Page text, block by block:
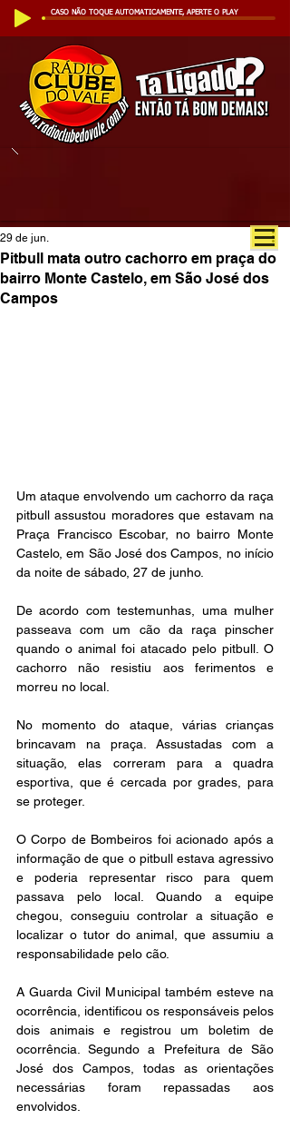
CASO NÃO TOQUE AUTOMATICAMENTE, APERTE O PLAY
Pitbull mata outro cachorro em praça do
bairro Monte Castelo, em São José dos
Campos
29 de jun.
Um ataque envolvendo um cachorro da raça
pitbull assustou moradores que estavam na
Praça Francisco Escobar, no bairro Monte
Castelo, em São José dos Campos, no início
da noite de sábado, 27 de junho.
De acordo com testemunhas, uma mulher
passeava com um cão da raça pinscher
quando o animal foi atacado pelo pitbull. O
cachorro não resistiu aos ferimentos e
morreu no local.
No momento do ataque, várias crianças
brincavam na praça. Assustadas com a
situação, elas correram para a quadra
esportiva, que é cercada por grades, para
se proteger.
O Corpo de Bombeiros foi acionado após a
informação de que o pitbull estava agressivo
e poderia representar risco para quem
passava pelo local. Quando a equipe
chegou, conseguiu controlar a situação e
localizar o tutor do animal, que assumiu a
responsabilidade pelo cão.
A Guarda Civil Municipal também esteve na
ocorrência, identificou os responsáveis pelos
dois animais e registrou um boletim de
ocorrência. Segundo a Prefeitura de São
José dos Campos, todas as orientações
necessárias foram repassadas aos
envolvidos.